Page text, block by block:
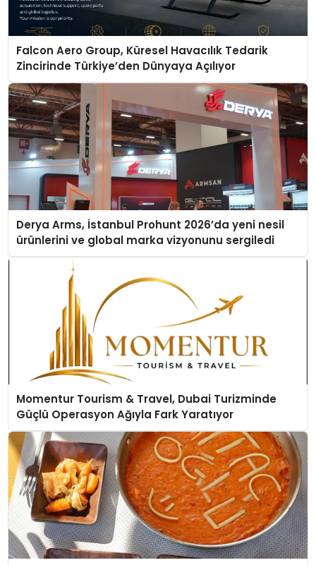
Falcon Aero Group, Küresel Havacılık Tedarik
Zincirinde Türkiye’den Dünyaya Açılıyor
Derya Arms, İstanbul Prohunt 2026’da yeni nesil
ürünlerini ve global marka vizyonunu sergiledi
Momentur Tourism & Travel, Dubai Turizminde
Güçlü Operasyon Ağıyla Fark Yaratıyor